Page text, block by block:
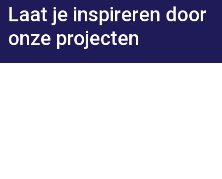
Laat je inspireren door
onze projecten